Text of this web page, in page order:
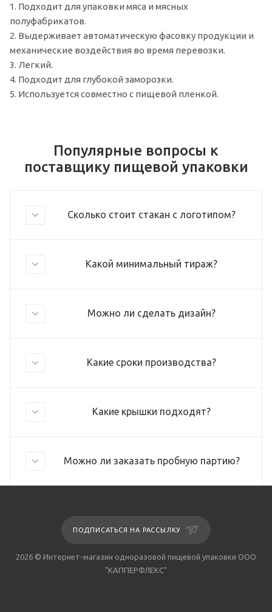
1. Подходит для упаковки мяса и мясных
полуфабрикатов.
2. Выдерживает автоматическую фасовку продукции и
механические воздействия во время перевозки.
3. Легкий.
4. Подходит для глубокой заморозки.
5. Используется совместно с пищевой пленкой.
Популярные вопросы к
поставщику пищевой упаковки
Сколько стоит стакан с логотипом?
Какой минимальный тираж?
Можно ли сделать дизайн?
Какие сроки производства?
Какие крышки подходят?
Можно ли заказать пробную партию?
ПОДПИСАТЬСЯ НА РАССЫЛКУ
2026 © Интернет-магазин одноразовой пищевой упаковки ООО
"КАППЕРФЛЕКС"